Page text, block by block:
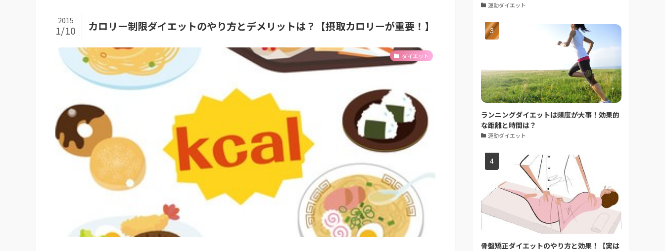
カロリー制限ダイエットのやり方とデメリットは？【摂取カロリーが重要！】
2015
1/10
ダイエット
運動ダイエット
ランニングダイエットは頻度が大事！効果的
な距離と時間は？
運動ダイエット
骨盤矯正ダイエットのやり方と効果！【実は